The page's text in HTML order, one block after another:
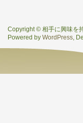
Copyright © 相手に興味を
Powered by WordPress,